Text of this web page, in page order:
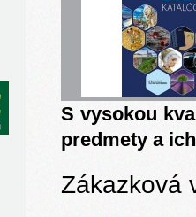
S vysokou
predmety a
Zákazková